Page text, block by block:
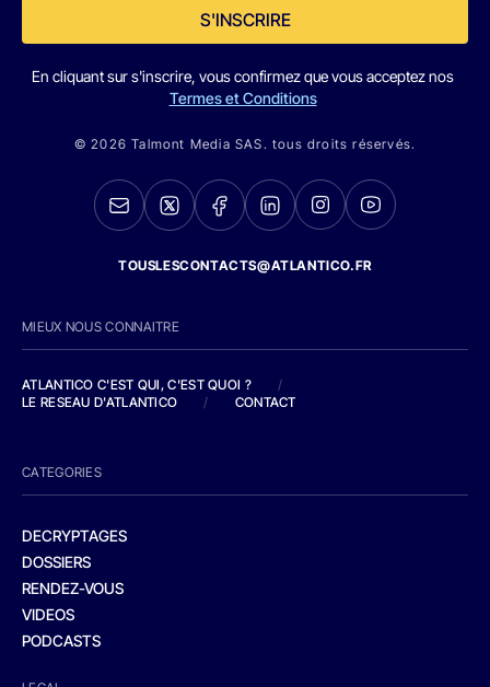
S'INSCRIRE
En cliquant sur s'inscrire, vous confirmez que vous acceptez nos
Termes et Conditions
© 2026 Talmont Media SAS. tous droits réservés.
TOUSLESCONTACTS@ATLANTICO.FR
MIEUX NOUS CONNAITRE
ATLANTICO C'EST QUI, C'EST QUOI ?
/
LE RESEAU D'ATLANTICO
/ CONTACT
CATEGORIES
DECRYPTAGES
DOSSIERS
RENDEZ-VOUS
VIDEOS
PODCASTS